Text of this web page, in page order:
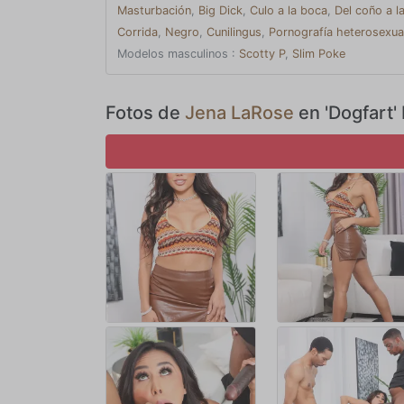
pronto estaba siendo entrenada por ambas pollas. Su
ganarlo. Es hora de un poco de amor serio mientras los
palpitantes separadas solo por esa delgada membrana
trata el matrimonio. Emoción y romance. Nada une a las
Masturbación Big Dick Culo a la boca Del coño a
Corrida Negro Cunilingus Pornografía
Modelos masculinos : Scotty P, Slim Poke
Fotos de Jena LaRose en 'Dogfart'